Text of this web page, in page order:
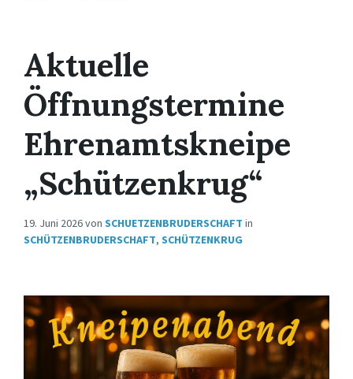
Aktuelle
Öffnungstermine
Ehrenamtskneipe
„Schützenkrug“
19. Juni 2026von SCHUETZENBRUDERSCHAFT in
SCHÜTZENBRUDERSCHAFT, SCHÜTZENKRUG